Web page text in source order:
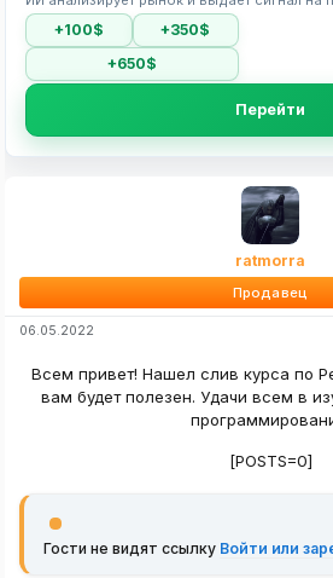
+100$
+350$
+650$
Перейти
ratmorra
Продавец
06.05.2022
Всем привет! Нашел слив курса по
вам будет полезен. Удачи всем в
[POSTS=0]
Гости не видят ссылку Войти или